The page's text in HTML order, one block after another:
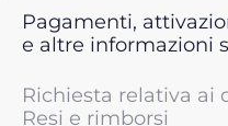
Pagamenti,
e altre informazioni
Richiesta relativa ai
Resi e rimborsi